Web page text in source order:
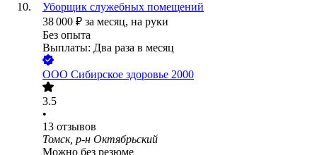
Уборщик служебных помещений
38 000 ₽ за месяц, на руки
Без опыта
Выплаты: Два раза в месяц
ООО Сибирское здоровье 2000
3.5
•
13 отзывов
Томск, р-н Октябрьский
Можно без резюме